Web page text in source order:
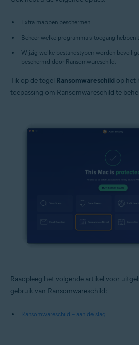
Extra mappen beschermen.
Beheer welke programma’s toegang
Wijzig welke bestandstypen worden
beschermd door Ransomwareschild.
Tik op de tegel Ransomwareschild op het
toepassing om Ransomwareschild te
Raadpleeg het volgende artikel voor
gebruik van Ransomwareschild:
Ransomwareschild – aan de slag